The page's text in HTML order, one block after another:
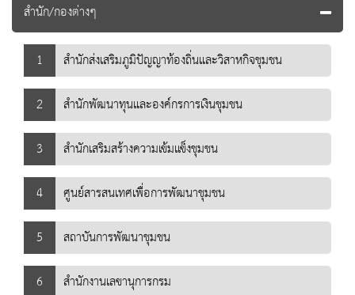
สำนัก/กองต่างๆ
1
สำนักส่งเสริมภูมิปัญญาท้องถิ่นและวิสาหกิจชุมชน
2
สำนักพัฒนาทุนและองค์กรการเงินชุมชน
3
สำนักเสริมสร้างความเข้มแข็งชุมชน
4
ศูนย์สารสนเทศเพื่อการพัฒนาชุมชน
5
สถาบันการพัฒนาชุมชน
6
สำนักงานเลขานุการกรม